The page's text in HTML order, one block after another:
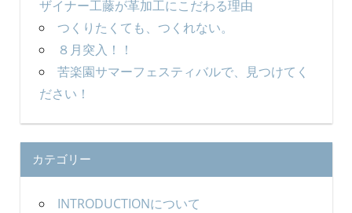
ザイナー工藤が革加工にこだわる理由
つくりたくても、つくれない。
８月突入！！
苦楽園サマーフェスティバルで、見つけてく
ださい！
カテゴリー
INTRODUCTIONについて